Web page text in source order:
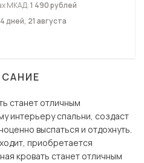
МКАД:1 490 рублей
дней, 21 августа
станет отличным
интерьеру спальни, создаст
выспаться и отдохнуть.
приобретается
кровать станет отличным